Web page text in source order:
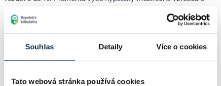
Souhlas Detaily Více o cookies
Tato webová stránka používá cookies
Vývoj úrokových sazeb v lednu 2025
Leden 2025 z hlediska úrokových sazeb představoval další mírný